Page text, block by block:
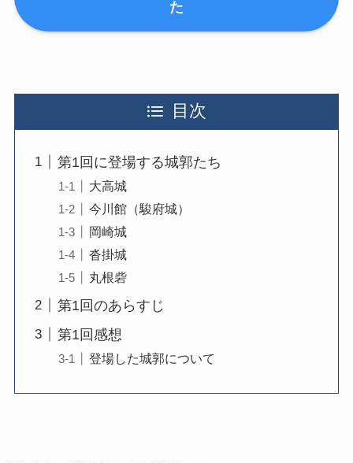
た
目次
第1回に登場する城郭たち
大高城
今川館（駿府城）
岡崎城
沓掛城
丸根砦
第1回のあらすじ
第1回感想
登場した城郭について